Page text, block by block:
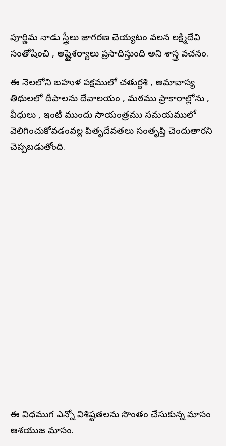
పూర్ణిమ నాడు స్త్రీలు జాగరణ చెయ్యటం వలన లక్ష్మిదేవి
సంతోషించి , అష్టైశ్వర్యాలు ప్రసాదిస్తుంది అని శాస్త్ర వచనం.
ఈ నెలలోని బహుళ పక్షములో చతుర్దశి , అమావాస్య
తిధులలో దీపాలను దేవాలయం , మఠము ప్రాకారాల్లోను ,
వీధులు , ఇంటి ముందు సాయంత్రము సమయములో
వెలిగించుకోవడంవల్ల పితృదేవతలు సంతృప్తి చెందుతారని
చెప్పబడుతోంది.
ఈ విధముగ ఎన్నో విశిష్టతలను సొంతం చేసుకున్న మాసం
ఆశ్వయుజ మాసం.